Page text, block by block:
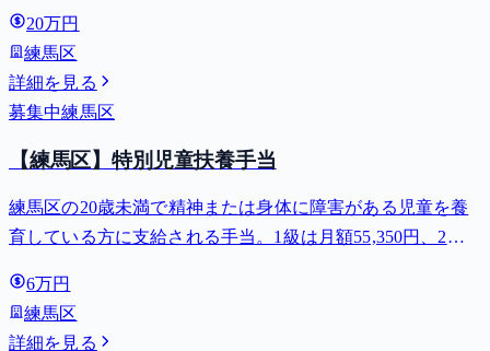
20万円
練馬区
詳細を見る
募集中練馬区
【練馬区】特別児童扶養手当
練馬区の20歳未満で精神または身体に障害がある児童を養
育している方に支給される手当。1級は月額55,350円、2級
6万円
練馬区
詳細を見る